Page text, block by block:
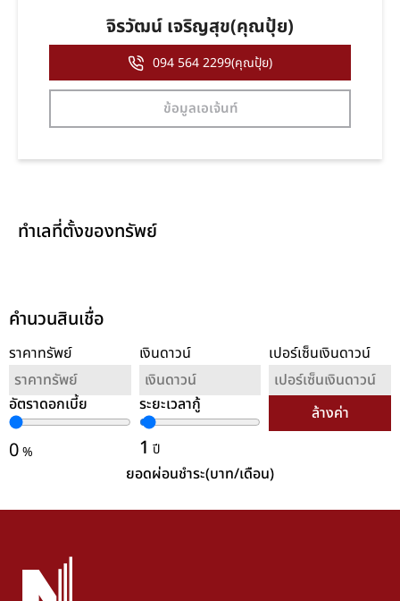
จิรวัฒน์ เจริญสุข(คุณปุ้ย)
094 564 2299(คุณปุ้ย)
ข้อมูลเอเจ้นท์
ทำเลที่ตั้งของทรัพย์
คำนวนสินเชื่อ
ราคาทรัพย์ เงินดาวน์ เปอร์เซ็นเงินดาวน์
อัตราดอกเบี้ย
0%
ระยะเวลากู้
1 ปี
ล้างค่า
ยอดผ่อนชำระ(บาท/เดือน)